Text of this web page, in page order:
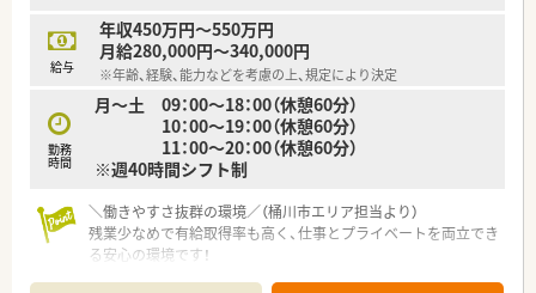
★在宅経験をしっかり積みたい！
★残業は多くても良いので年収をしっかり稼ぎたい！
★将来的に独立を考えている！
(独立実績もあり)
給与
年収450万円～550万円
月給280,000円～340,000円
※年齢、経験、能力などを考慮の上、規定により決定
勤務
時間
月～土 09：00～18：00（休憩60分）
10：00～19：00（休憩60分）
11：00～20：00（休憩60分）
※週40時間シフト制
＼働きやすさ抜群の環境／（桶川市エリア担当より）
残業少なめで有給取得率も高く、仕事とプライベートを両立でき
る安心の環境です！